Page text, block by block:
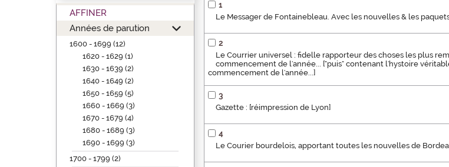
AFFINER
Années de parution
1600 - 1699 (12)
1620 - 1629 (1)
1630 - 1639 (2)
1640 - 1649 (2)
1650 - 1659 (5)
1660 - 1669 (3)
1670 - 1679 (4)
1680 - 1689 (3)
1690 - 1699 (3)
1700 - 1799 (2)
1
Le Messager de Fontainebleau. Avec les nouvelles & les
2
Le Courrier universel : fidelle rapporteur des choses les plus
commencement de l'année... ["puis" contenant l'hystoire
commencement de l'année...]
3
Gazette : [réimpression de Lyon]
4
Le Courier bourdelois, apportant toutes les nouvelles de